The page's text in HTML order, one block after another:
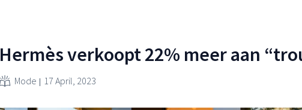
Hermès verkoopt 22% meer aan
Mode 17 April, 2023